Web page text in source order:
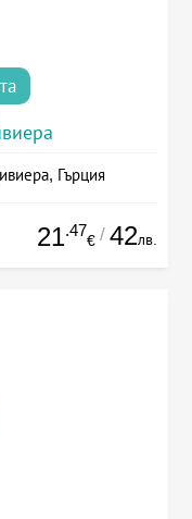
Гърция
21.47
€ / 42лв.